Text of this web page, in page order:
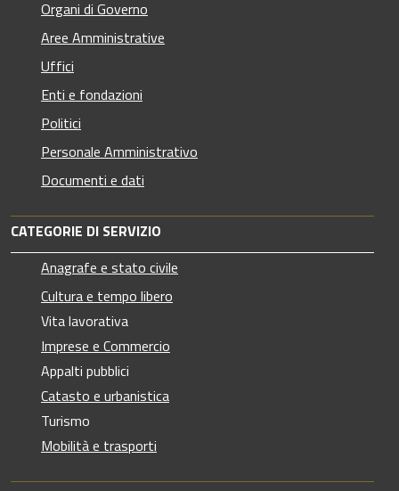
Organi di Governo
Aree Amministrative
Uffici
Enti e fondazioni
Politici
Personale Amministrativo
Documenti e dati
CATEGORIE DI SERVIZIO
Anagrafe e stato civile
Cultura e tempo libero
Vita lavorativa
Imprese e Commercio
Appalti pubblici
Catasto e urbanistica
Turismo
Mobilità e trasporti